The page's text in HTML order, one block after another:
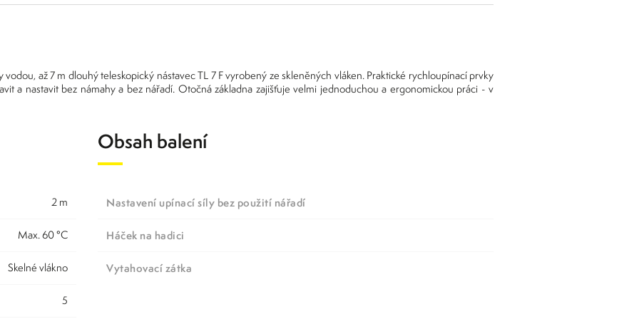
až 7 m dlouhý teleskopický nástavec TL 7 F vyrobený ze skleněných vláken. Praktické rychloupínací prvky
a nastavit bez námahy a bez nářadí. Otočná základna zajišťuje velmi jednoduchou a ergonomickou práci - v
2 m
Max. 60 °C
skelné vlákno
5
Obsah balení
Nastavení upínací síly bez použití nářadí
Háček na hadici
Vytahovací zátka